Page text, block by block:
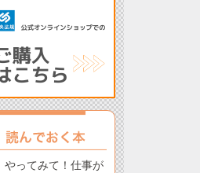
やってみて！仕事が